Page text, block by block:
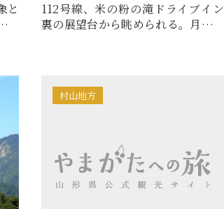
と
112号線、米の粉の滝ドライブイン
裏の展望台から眺められる。月山ダ
村山地方